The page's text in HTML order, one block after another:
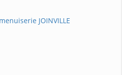
JOINVILLE